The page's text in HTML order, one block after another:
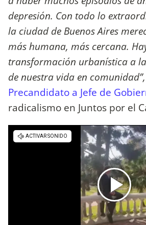
depresión. Con todo lo
la ciudad de Buenos Aires
más humana, más cercana.
transformación urbanística a
de nuestra vida en comunidad”,
Precandidato a Jefe de
radicalismo en Juntos por el